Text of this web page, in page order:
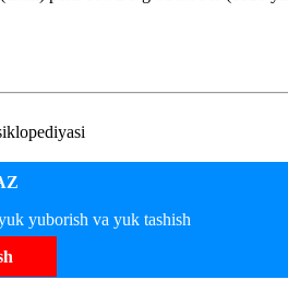
yuborish va yuk tashish